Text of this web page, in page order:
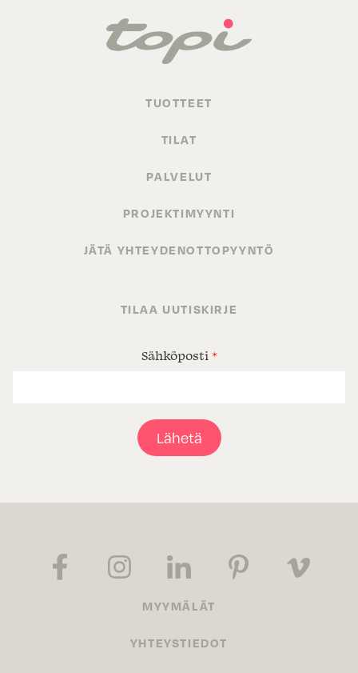
TUOTTEET
TILAT
PALVELUT
PROJEKTIMYYNTI
JÄTÄ YHTEYDENOTTOPYYNTÖ
TILAA UUTISKIRJE
Sähköposti *
Lähetä
MYYMÄLÄT
YHTEYSTIEDOT